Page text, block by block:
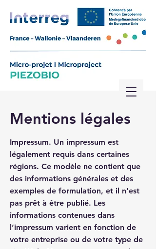
Mentions légales
Impressum. Un impressum est
légalement requis dans certaines
régions. Ce modèle ne contient que
des informations générales et des
exemples de formulation, et il n'est
pas prêt à être publié. Les
informations contenues dans
l’impressum varient en fonction de
votre entreprise ou de votre type de